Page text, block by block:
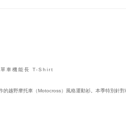
車機能長 T-Shirt
越野摩托車（Motocross）風格運動衫。本季特別針